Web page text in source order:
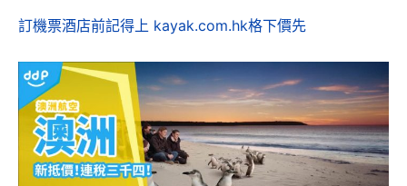
訂機票酒店前記得上 kayak.com.hk格下價先